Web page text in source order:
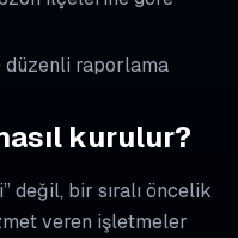
düzenli raporlama
kurulur?
değil, bir sıralı öncelik
veren işletmeler